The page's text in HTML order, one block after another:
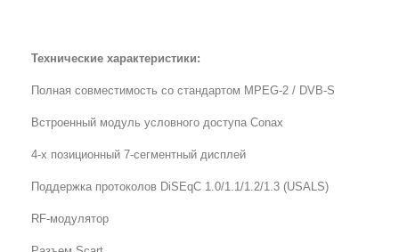
Технические характеристики:
Полная совместимость со стандартом MPEG-2 / DVB-S
Встроенный модуль условного доступа Conax
4-х позиционный 7-сегментный дисплей
Поддержка протоколов DiSEqC 1.0/1.1/1.2/1.3 (USALS)
RF-модулятор